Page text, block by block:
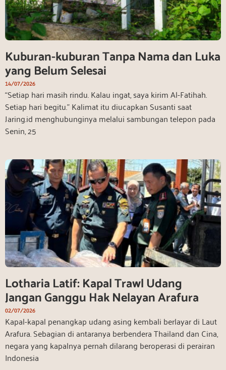
Kuburan-kuburan Tanpa Nama dan Luka
yang Belum Selesai
14/07/2026
“Setiap hari masih rindu. Kalau ingat, saya kirim Al-Fatihah.
Setiap hari begitu.” Kalimat itu diucapkan Susanti saat
Jaring.id menghubunginya melalui sambungan telepon pada
Senin, 25
Lotharia Latif: Kapal Trawl Udang
Jangan Ganggu Hak Nelayan Arafura
02/07/2026
Kapal-kapal penangkap udang asing kembali berlayar di Laut
Arafura. Sebagian di antaranya berbendera Thailand dan Cina,
negara yang kapalnya pernah dilarang beroperasi di perairan
Indonesia